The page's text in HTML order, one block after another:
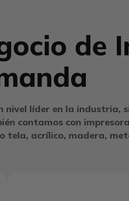
de
líder en la industria,
contamos con
tela, acrílico, madera,